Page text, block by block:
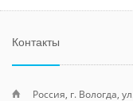
Контакты
Россия, г. Вологда,